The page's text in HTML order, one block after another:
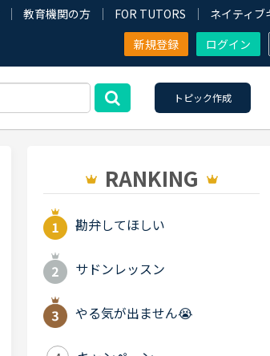
教育機関の方 FOR TUTORS
ネイティブ
新規登録
ログイン
トピック作成
RANKING
勘弁してほしい
サドンレッスン
やる気が出ません😭